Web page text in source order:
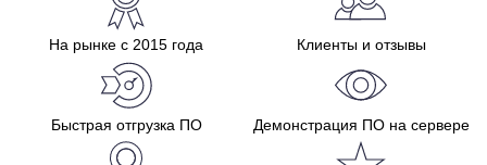
На рынке с 2015 года Клиенты и отзывы
Быстрая отгрузка ПО Демонстрация ПО на сервере